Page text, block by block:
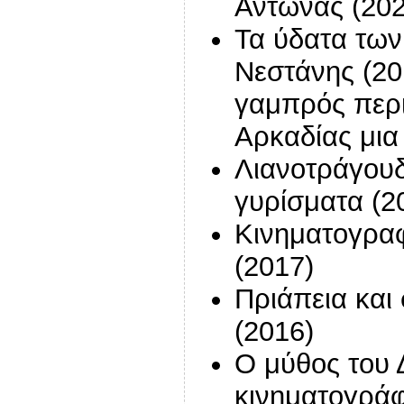
Αντώνας
Τα ύδατα
Νεστάνης
γαμπρός
Αρκαδίας
γυρίσματα
(2017)
Πριάπεια
(2016)
Ο μύθος του